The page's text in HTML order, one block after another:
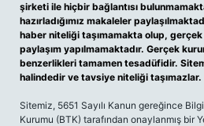
şirketi ile hiçbir bağlantısı
hazırladığımız makaleler
haber niteliği taşımamakta olup,
paylaşım yapılmamaktadır. Gerçek
benzerlikleri tamamen tesadüfidir.
halindedir ve tavsiye niteliği taşımazlar.
Sitemiz, 5651 Sayılı Kanun gereğince
Kurumu (BTK) tarafından onaylanmış bir